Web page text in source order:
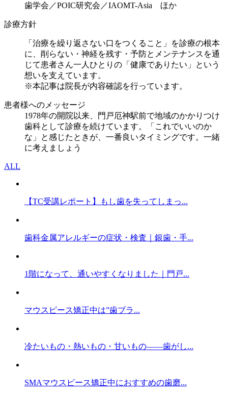
歯学会／POIC研究会／IAOMT-Asia ほか
診療方針
「治療を繰り返さない口をつくること」を診療の根本
に、削らない・神経を残す・予防とメンテナンスを通
じて患者さん一人ひとりの「健康でありたい」という
想いを支えています。
※本記事は院長が内容確認を行っています。
患者様へのメッセージ
1978年の開院以来、門戸厄神駅前で地域のかかりつけ
歯科として診療を続けています。「これでいいのか
な」と感じたときが、一番良いタイミングです。一緒
に考えましょう
ALL
【TC受講レポート】もし歯を失ってしまっ...
歯科金属アレルギーの症状・検査｜銀歯・手...
1階になって、通いやすくなりました｜門戸...
マウスピース矯正中は”歯ブラ...
冷たいもの・熱いもの・甘いもの——歯がし...
SMAマウスピース矯正中におすすめの歯磨...